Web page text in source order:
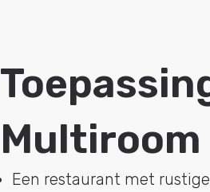
Multiroom
Een restaurant met